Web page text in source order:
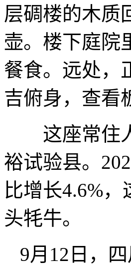
层碉楼的木质
壶。楼下庭院
餐食。远处，
吉俯身，查看
这座常住人
裕试验县。
比增长4.6%
头牦牛。
9月12日，